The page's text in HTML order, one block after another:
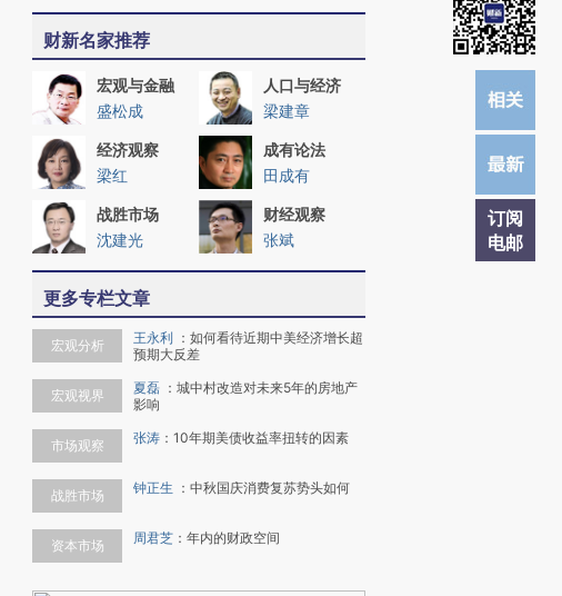
订阅
电邮
财新名家推荐
宏观与金融
盛松成
人口与经济
梁建章
经济观察
梁红
成有论法
田成有
战胜市场
沈建光
财经观察
张斌
更多专栏文章
宏观分析 王永利 ： 如何看待近期中美经济增长超
预期大反差
宏观视界 夏磊 ： 城中村改造对未来5年的房地产
影响
市场观察 张涛 ： 10年期美债收益率扭转的因素
战胜市场 钟正生 ： 中秋国庆消费复苏势头如何
资本市场 周君芝 ： 年内的财政空间